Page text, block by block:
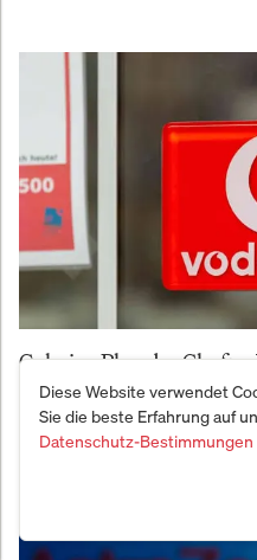
Geheim-Plan der
Deutschland-Sumpf
Diese Website verwendet
Sie die beste Erfahrung auf
Datenschutz-Bestimmungen